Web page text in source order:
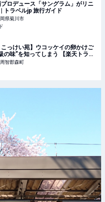
ロデュース「サングラム」がリニ
トラベルjp 旅行ガイド
県菊川市
こっけい苑】ウコッケイの卵かけご
の味”を知ってしまう 【楽天トラベ
智郡森町